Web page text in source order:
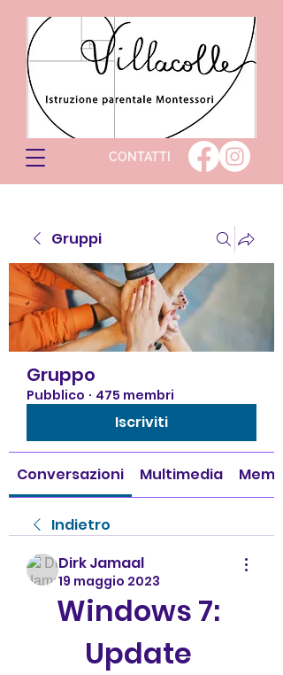
CONTATTI
Gruppi
Gruppo
Pubblico · 475 membri
Iscriviti
Conversazioni Multimedia
Indietro
Dirk Jamaal
19 maggio 2023
Windows 7:
Update